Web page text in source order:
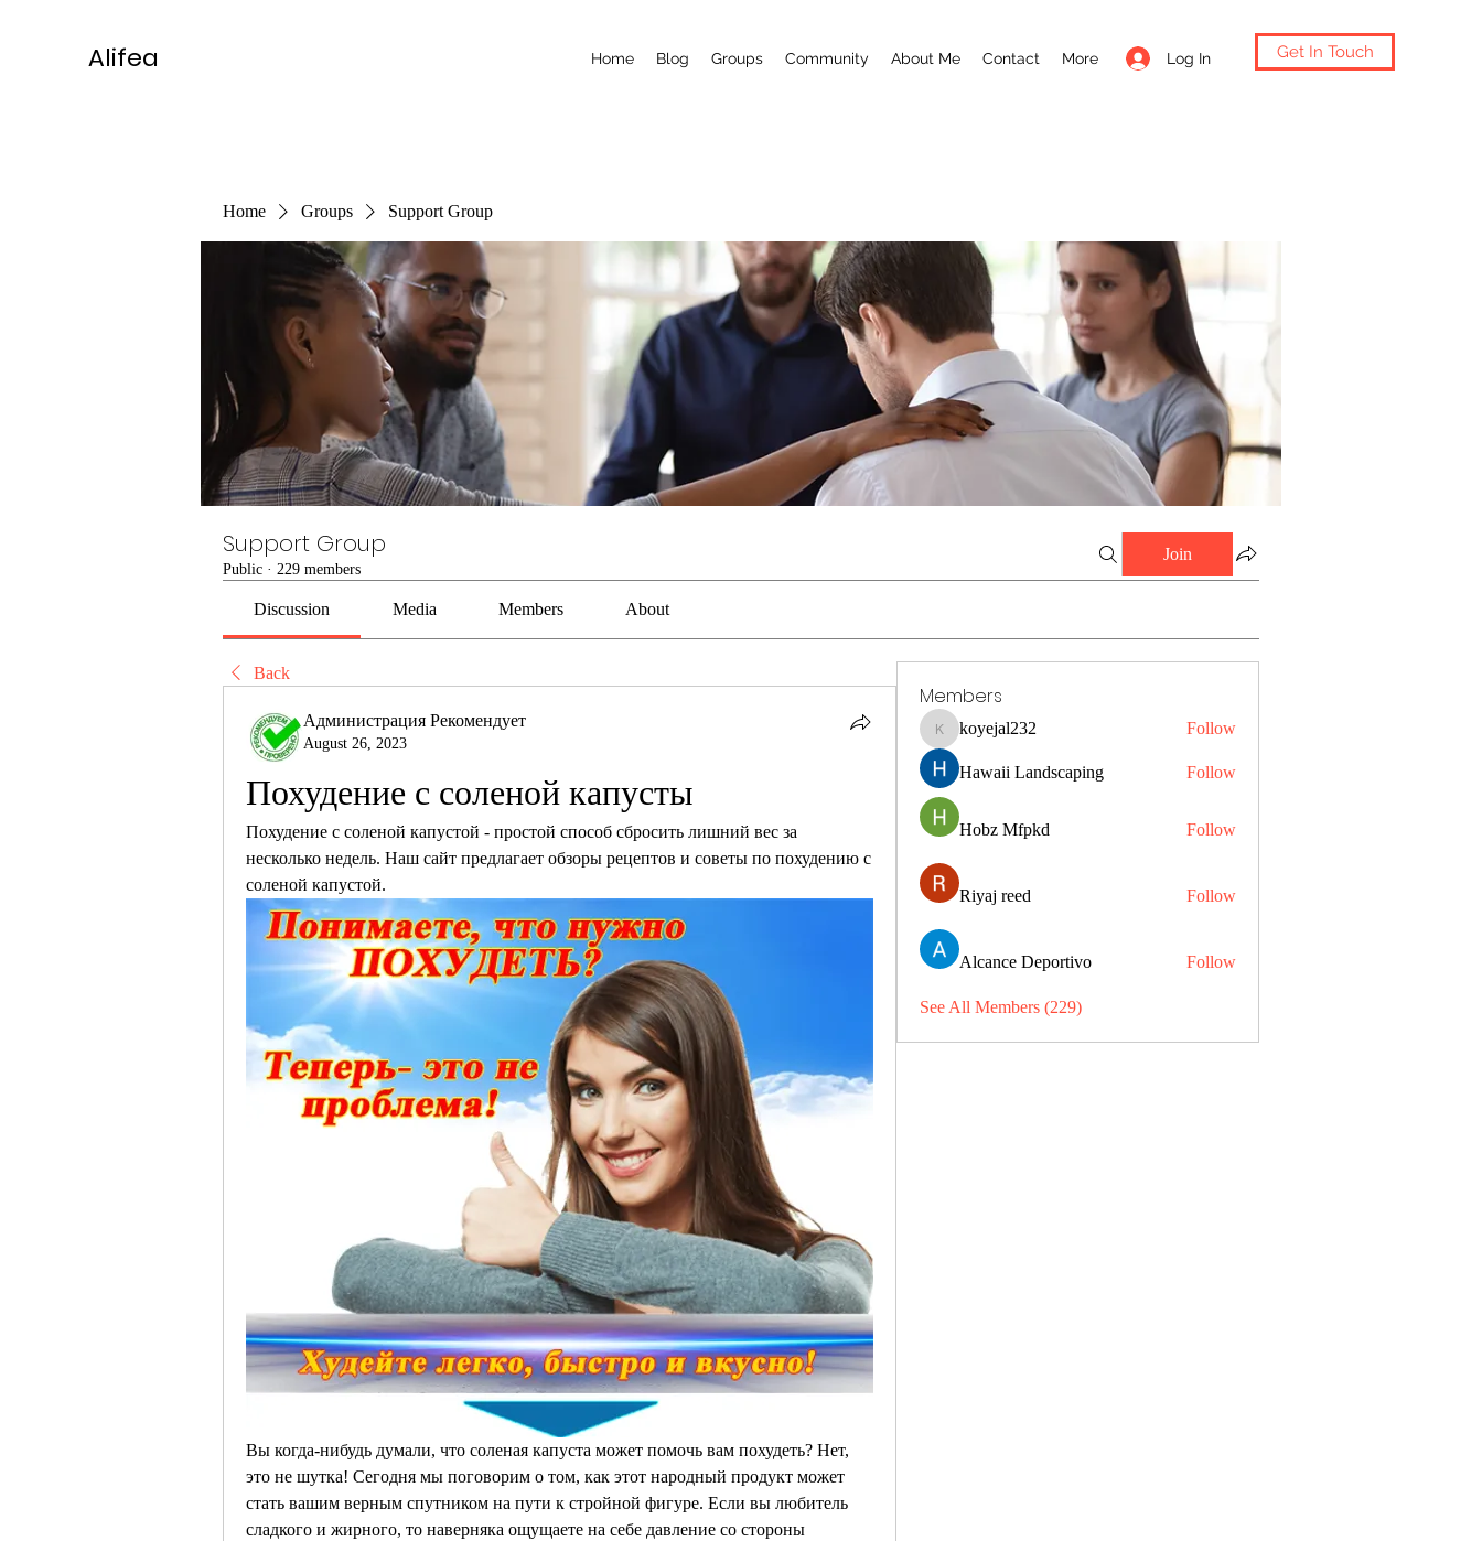
Alifea Log In
Home Blog Groups Community About Me Contact More Get In Touch
Home Groups Support Group
Support Group
Public · 229 members
Join
Discussion Media Members About
Back
Администрация Рекомендует
August 26, 2023
Похудение с соленой капусты
Похудение с соленой капустой - простой способ сбросить лишний вес за
несколько недель. Наш сайт предлагает обзоры рецептов и советы по похудению с
соленой капустой.
Вы когда-нибудь думали, что соленая капуста может помочь вам похудеть? Нет,
это не шутка! Сегодня мы поговорим о том, как этот народный продукт может
стать вашим верным спутником на пути к стройной фигуре. Если вы любитель
сладкого и жирного, то наверняка ощущаете на себе давление со стороны
Members
koyejal232
koyejal232 Follow
Hawaii Landscaping Follow
Hobz Mfpkd Follow
Riyaj reed Follow
Alcance Deportivo Follow
See All Members (229)